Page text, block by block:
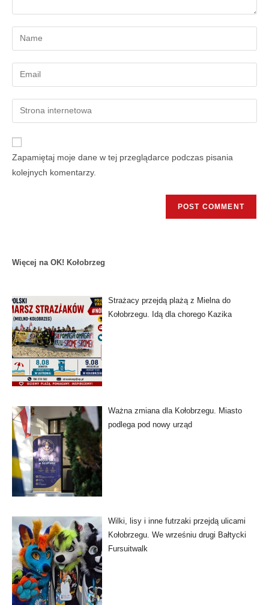
Zapamiętaj moje dane w tej przeglądarce podczas pisania
kolejnych komentarzy.
Więcej na OK! Kołobrzeg
Strażacy przejdą plażą z Mielna do
Kołobrzegu. Idą dla chorego Kazika
Ważna zmiana dla Kołobrzegu. Miasto
podlega pod nowy urząd
Wilki, lisy i inne futrzaki przejdą ulicami
Kołobrzegu. We wrześniu drugi Bałtycki
Fursuitwalk